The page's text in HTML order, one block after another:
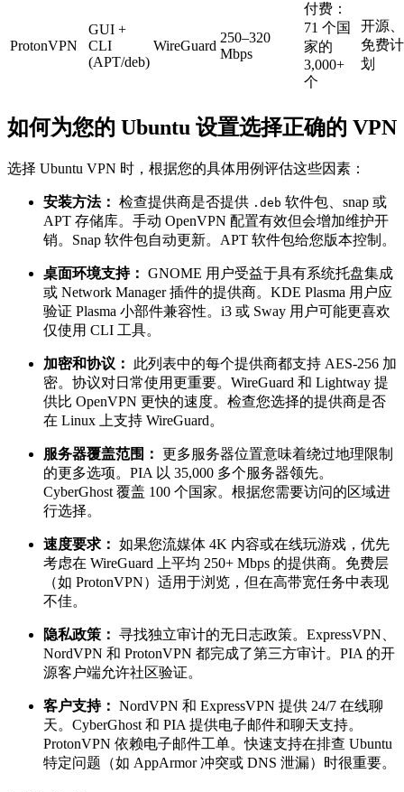
ProtonVPN
GUI +
CLI
(APT/deb)
WireGuard
250–320
Mbps
付费：
71 个国
家的
3,000+
个
开源、
免费计
划
如何为您的 Ubuntu 设置选择正确的 VPN
选择 Ubuntu VPN 时，根据您的具体用例评估这些因素：
安装方法： 检查提供商是否提供 .deb 软件包、snap 或
APT 存储库。手动 OpenVPN 配置有效但会增加维护开
销。Snap 软件包自动更新。APT 软件包给您版本控制。
桌面环境支持： GNOME 用户受益于具有系统托盘集成
或 Network Manager 插件的提供商。KDE Plasma 用户应
验证 Plasma 小部件兼容性。i3 或 Sway 用户可能更喜欢
仅使用 CLI 工具。
加密和协议：
此列表中的每个提供商都支持 AES-256 加
密。协议对日常使用更重要。WireGuard 和 Lightway 提
供比 OpenVPN 更快的速度。检查您选择的提供商是否
在 Linux 上支持 WireGuard。
服务器覆盖范围： 更多服务器位置意味着绕过地理限制
的更多选项。PIA 以 35,000 多个服务器领先。
CyberGhost 覆盖 100 个国家。根据您需要访问的区域进
行选择。
速度要求： 如果您流媒体 4K 内容或在线玩游戏，优先
考虑在 WireGuard 上平均 250+ Mbps 的提供商。免费层
（如 ProtonVPN）适用于浏览，但在高带宽任务中表现
不佳。
隐私政策： 寻找独立审计的无日志政策。ExpressVPN、
NordVPN 和 ProtonVPN 都完成了第三方审计。PIA 的开
源客户端允许社区验证。
客户支持： NordVPN 和 ExpressVPN 提供 24/7 在线聊
天。CyberGhost 和 PIA 提供电子邮件和聊天支持。
ProtonVPN 依赖电子邮件工单。快速支持在排查 Ubuntu
特定问题（如 AppArmor 冲突或 DNS 泄漏）时很重要。